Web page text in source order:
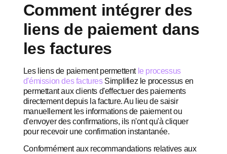
Comment intégrer des
liens de paiement dans
les factures
Les liens de paiement permettent le processus
d'émission des facturesSimplifiez le processus en
permettant aux clients d'effectuer des paiements
directement depuis la facture. Au lieu de saisir
manuellement les informations de paiement ou
d'envoyer des confirmations, ils n'ont qu'à cliquer
pour recevoir une confirmation instantanée.
Conformément aux recommandations relatives aux